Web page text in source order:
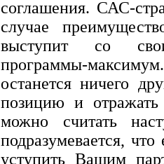
соглашения. САС-
случае
выступит со
программы-
останется ничего
позицию и
можно считать
подразумевается,
уступить Вашим